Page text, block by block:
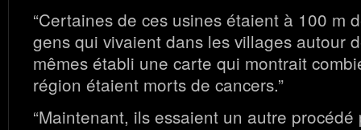
“Certaines de ces usines étaient à 100 m
gens qui vivaient dans les villages autour
mêmes établi une carte qui montrait
région étaient morts de cancers.”
“Maintenant, ils essaient un autre procédé